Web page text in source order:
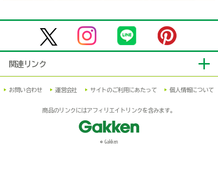
関連リンク
お問い合わせ 運営会社 サイトのご利用にあたって 個人情報について
商品のリンクにはアフィリエイトリンクを含みます。
© Gakken